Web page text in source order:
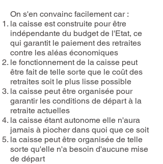
On s'en convainc facilement car :
la caisse est construite pour être
indépendante du budget de l'Etat, ce
qui garantit le paiement des retraites
contre les aléas économiques
le fonctionnement de la caisse peut
être fait de telle sorte que le coût des
retraites soit le plus lisse possible
la caisse peut être organisée pour
garantir les conditions de départ à la
retraite actuelles
la caisse étant autonome elle n'aura
jamais à piocher dans quoi que ce soit
la caisse peut être organisée de telle
sorte qu'elle n'a besoin d'aucune mise
de départ